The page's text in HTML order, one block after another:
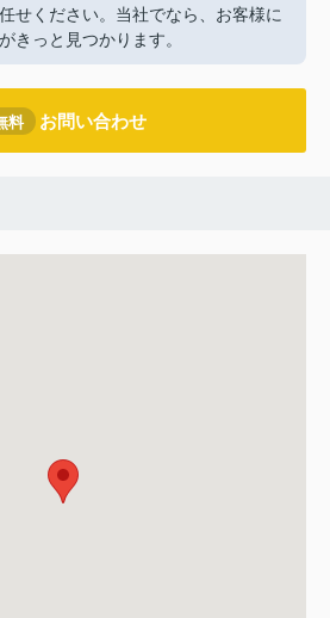
せください。当社でなら、お客様に
きっと見つかります。
料 お問い合わせ